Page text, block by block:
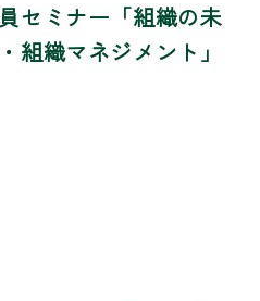
セミナー「組織の未
組織マネジメント」